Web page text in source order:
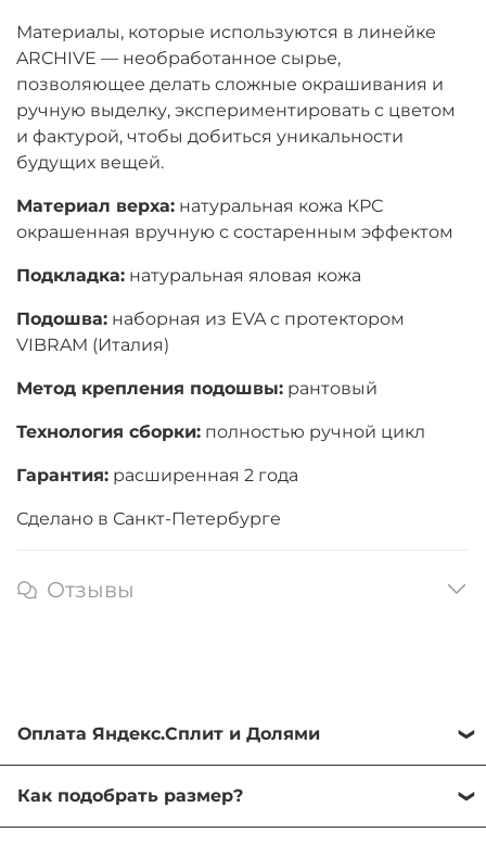
Материалы, которые используются в линейке
ARCHIVE — необработанное сырье,
позволяющее делать сложные окрашивания и
ручную выделку, экспериментировать с цветом
и фактурой, чтобы добиться уникальности
будущих вещей.
Материал верха: натуральная кожа КРС
окрашенная вручную с состаренным эффектом
Подкладка: натуральная яловая кожа
Подошва: наборная из EVA с протектором
VIBRAM (Италия)
Метод крепления подошвы: рантовый
Технология сборки: полностью ручной цикл
Гарантия: расширенная 2 года
Сделано в Санкт-Петербурге
Отзывы
Оплата Яндекс.Сплит и Долями
на комфортные 4 платежа с шагом в 2 недели.
Первые 25% покупки вы оплачиваете при
Как подобрать размер?